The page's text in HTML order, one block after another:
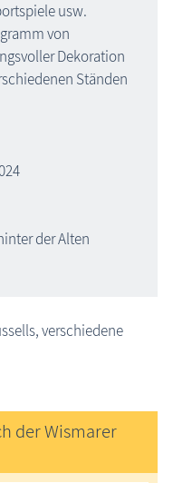
usw.
von
Dekoration
Ständen
der Alten
verschiedene
der Wismarer